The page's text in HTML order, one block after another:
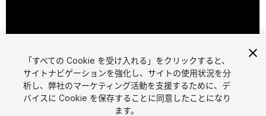
1/ 44
「すべての Cookie を受け入れる」をクリックすると、
サイトナビゲーションを強化し、サイトの使用状況を分
析し、弊社のマーケティング活動を支援するために、デ
バイスに Cookie を保存することに同意したことになり
ます。